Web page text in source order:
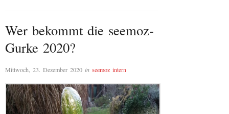
Wer bekommt die seemoz-
Gurke 2020?
Mittwoch, 23. Dezember 2020 in seemoz intern